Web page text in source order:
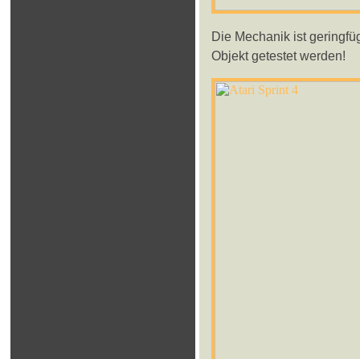
Die Mechanik ist
Objekt getestet werden!